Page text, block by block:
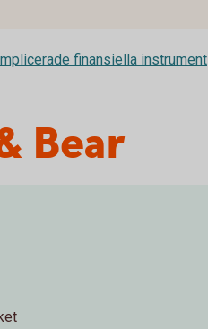
finansiella instrument
Bear